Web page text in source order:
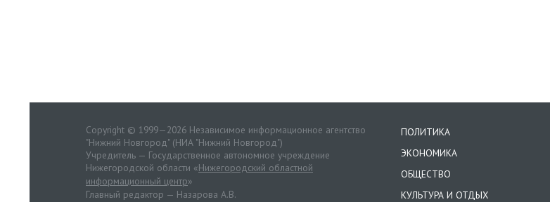
Copyright © 1999—2026 Независимое информационное агентство
"Нижний Новгород" (НИА "Нижний Новгород")
Учредитель — Государственное автономное учреждение
Нижегородской области «Нижегородский областной
информационный центр»
Главный редактор — Назарова А.В.
ПОЛИТИКА
ЭКОНОМИКА
ОБЩЕСТВО
КУЛЬТУРА И ОТДЫХ